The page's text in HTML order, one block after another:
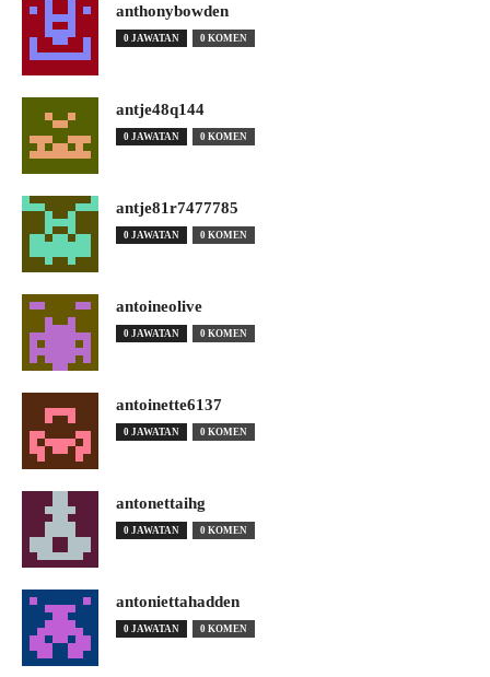
anthonybowden
0 JAWATAN 0 KOMEN
antje48q144
0 JAWATAN 0 KOMEN
antje81r7477785
0 JAWATAN 0 KOMEN
antoineolive
0 JAWATAN 0 KOMEN
antoinette6137
0 JAWATAN 0 KOMEN
antonettaihg
0 JAWATAN 0 KOMEN
antoniettahadden
0 JAWATAN 0 KOMEN